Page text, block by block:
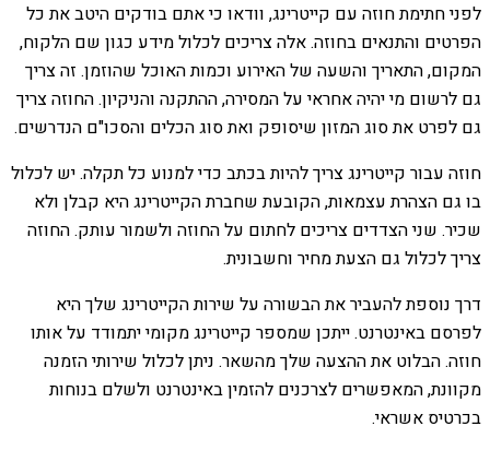
לפני חתימת חוזה עם קייטרינג, וודאו כי אתם בודקים היטב את כל
הפרטים והתנאים בחוזה. אלה צריכים לכלול מידע כגון שם הלקוח,
המקום, התאריך והשעה של האירוע וכמות האוכל שהוזמן. זה צריך
גם לרשום מי יהיה אחראי על המסירה, ההתקנה והניקיון. החוזה צריך
גם לפרט את סוג המזון שיסופק ואת סוג הכלים והסכו"ם הנדרשים.
חוזה עבור קייטרינג צריך להיות בכתב כדי למנוע כל תקלה. יש לכלול
בו גם הצהרת עצמאות, הקובעת שחברת הקייטרינג היא קבלן ולא
שכיר. שני הצדדים צריכים לחתום על החוזה ולשמור עותק. החוזה
צריך לכלול גם הצעת מחיר וחשבונית.
דרך נוספת להעביר את הבשורה על שירות הקייטרינג שלך היא
לפרסם באינטרנט. ייתכן שמספר קייטרינג מקומי יתמודד על אותו
חוזה. הבלוט את ההצעה שלך מהשאר. ניתן לכלול שירותי הזמנה
מקוונת, המאפשרים לצרכנים להזמין באינטרנט ולשלם בנוחות
בכרטיס אשראי.